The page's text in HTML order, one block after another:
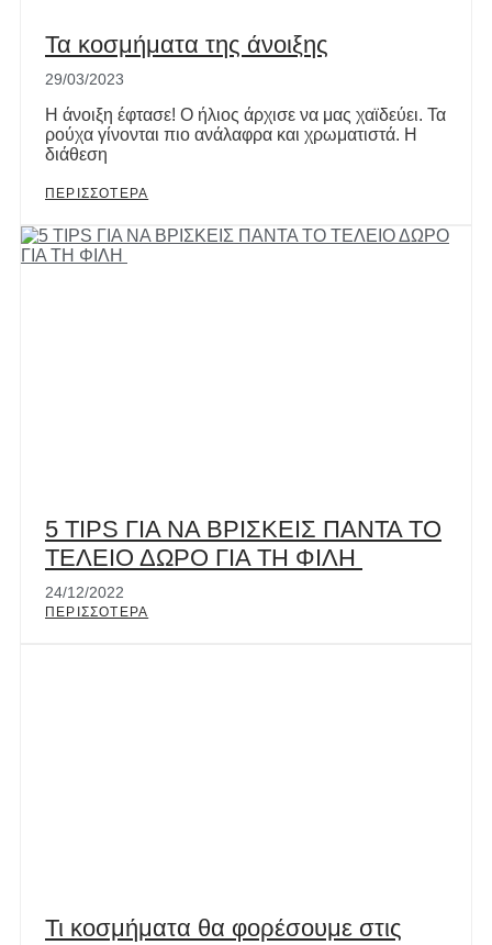
Τα κοσμήματα της άνοιξης
29/03/2023
Η άνοιξη έφτασε! Ο ήλιος άρχισε να μας χαϊδεύει. Τα
ρούχα γίνονται πιο ανάλαφρα και χρωματιστά. Η
διάθεση
ΠΕΡΙΣΣΟΤΕΡΑ
5 TIPS ΓΙΑ ΝΑ ΒΡΙΣΚΕΙΣ ΠΑΝΤΑ ΤΟ
ΤΕΛΕΙΟ ΔΩΡΟ ΓΙΑ ΤΗ ΦΙΛΗ
24/12/2022
ΠΕΡΙΣΣΟΤΕΡΑ
Τι κοσμήματα θα φορέσουμε στις